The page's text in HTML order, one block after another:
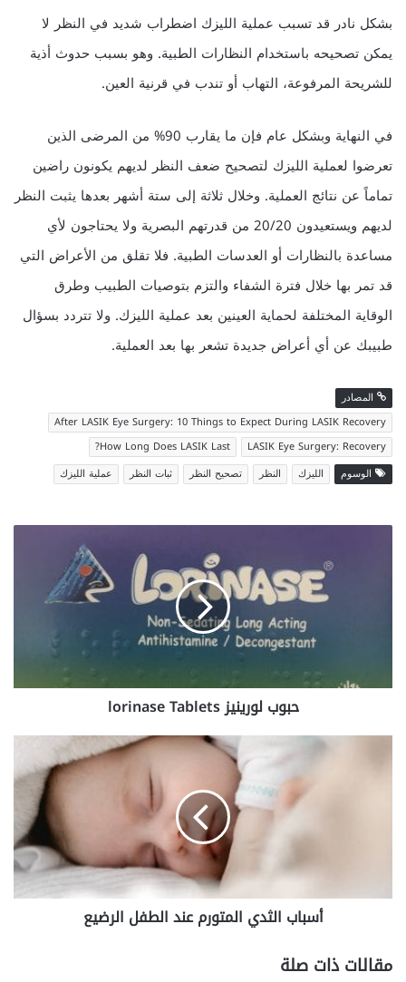
بشكل نادر قد تسبب عملية الليزك اضطراب شديد في النظر لا
يمكن تصحيحه باستخدام النظارات الطبية. وهو بسبب حدوث أذية
للشريحة المرفوعة، التهاب أو تندب في قرنية العين.
في النهاية وبشكل عام فإن ما يقارب 90% من المرضى الذين
تعرضوا لعملية الليزك لتصحيح ضعف النظر لديهم يكونون راضين
تماماً عن نتائج العملية. وخلال ثلاثة إلى ستة أشهر بعدها يثبت النظر
لديهم ويستعيدون 20/20 من قدرتهم البصرية ولا يحتاجون لأي
مساعدة بالنظارات أو العدسات الطبية. فلا تقلق من الأعراض التي
قد تمر بها خلال فترة الشفاء والتزم بتوصيات الطبيب وطرق
الوقاية المختلفة لحماية العينين بعد عملية الليزك. ولا تتردد بسؤال
طبيبك عن أي أعراض جديدة تشعر بها بعد العملية.
المصادر
After LASIK Eye Surgery: 10 Things to Expect During LASIK Recovery
LASIK Eye Surgery: Recovery
How Long Does LASIK Last?
الوسوم
الليزك النظر تصحيح النظر ثبات النظر عملية الليزك
حبوب
حبوب لورينيز lorinase Tablets
أسباب الثدي المتورم عند الطفل الرضيع
مقالات ذات صلة